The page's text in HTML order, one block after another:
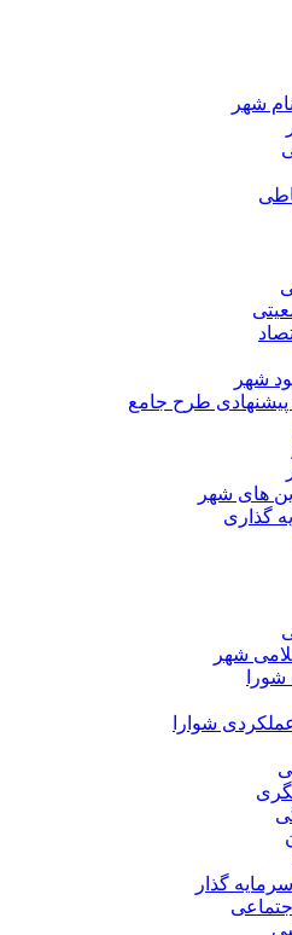
شهر
شهر
طرح جامع
های شهر
گذاری
شهر
شوارا
گذار